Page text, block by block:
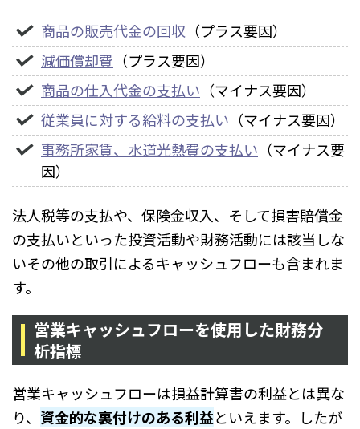
商品の販売代金の回収 （プラス要因）
減価償却費 （プラス要因）
商品の仕入代金の支払い （マイナス要因）
従業員に対する給料の支払い （マイナス要因）
事務所家賃、水道光熱費の支払い （マイナス要
因）
法人税等の支払や、保険金収入、そして損害賠償金
の支払いといった投資活動や財務活動には該当しな
いその他の取引によるキャッシュフローも含まれま
す。
営業キャッシュフローを使用した財務分
析指標
営業キャッシュフローは損益計算書の利益とは異な
り、 資金的な裏付けのある利益といえます。したが